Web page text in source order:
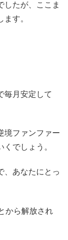
したが、ここま
す。
毎月安定して
境ファンファー
でしょう。
、あなたにとっ
から解放され